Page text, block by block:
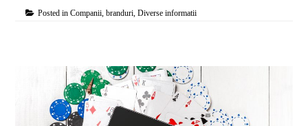
Posted inCompanii, branduri,Diverse informatii